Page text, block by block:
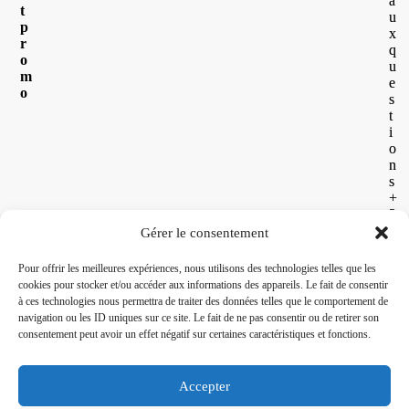
Gérer le consentement
Pour offrir les meilleures expériences, nous utilisons des technologies telles que les
cookies pour stocker et/ou accéder aux informations des appareils. Le fait de consentir
à ces technologies nous permettra de traiter des données telles que le comportement de
navigation ou les ID uniques sur ce site. Le fait de ne pas consentir ou de retirer son
consentement peut avoir un effet négatif sur certaines caractéristiques et fonctions.
Accepter
t
p
r
o
m
o
u
x
q
u
e
s
t
i
o
n
s
+
2